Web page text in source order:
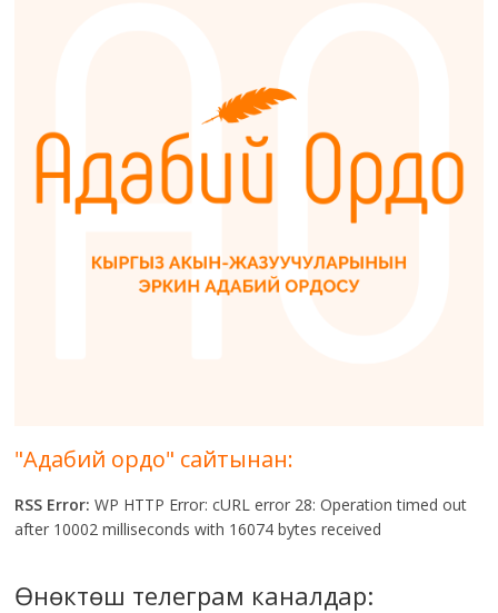
"Адабий ордо" сайтынан:
RSS Error: WP HTTP Error: cURL error 28: Operation timed out
after 10002 milliseconds with 16074 bytes received
Өнөктөш телеграм каналдар: